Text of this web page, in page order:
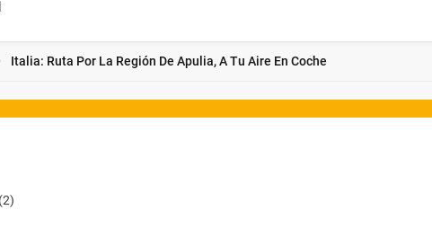
Italia: Ruta Por La Región De Apulia, A Tu Aire En Coche